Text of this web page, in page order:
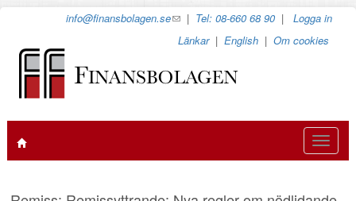
info@finansbolagen.se(link
e-
| Tel: 08-660 68 90 |Logga in
Länkar|English |Om cookies
Toggle